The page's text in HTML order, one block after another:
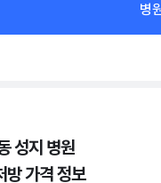
병
성지 병원
방 가격 정보